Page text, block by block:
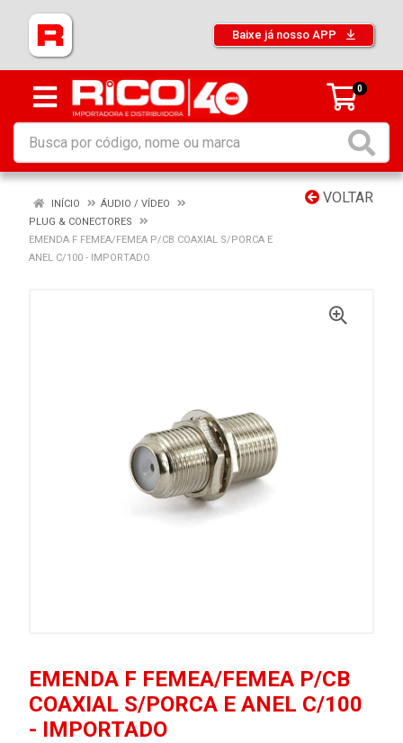
Baixe já nosso APP
0
VOLTAR
INÍCIO
ÁUDIO / VÍDEO
PLUG & CONECTORES
EMENDA F FEMEA/FEMEA P/CB COAXIAL S/PORCA E
ANEL C/100 - IMPORTADO
EMENDA F FEMEA/FEMEA P/CB
COAXIAL S/PORCA E ANEL C/100
- IMPORTADO